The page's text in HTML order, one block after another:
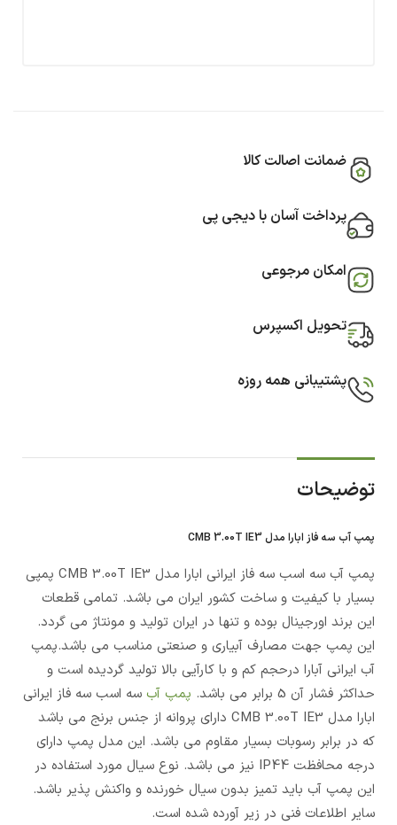
ضمانت اصالت کالا
پرداخت آسان با دیجی پی
امکان مرجوعی
تحویل اکسپرس
پشتیبانی همه روزه
توضیحات
پمپ آب سه فاز ابارا مدل CMB 3.00T IE3
پمپ آب سه اسب سه فاز ایرانی ابارا مدل CMB 3.00T IE3 پمپی
بسیار با کیفیت و ساخت کشور ایران می باشد. تمامی قطعات
این برند اورجینال بوده و تنها در ایران تولید و مونتاژ می گردد.
این پمپ جهت مصارف آبیاری و صنعتی مناسب می باشد.پمپ
آب ایرانی آبارا درحجم کم و با کارآیی بالا تولید گردیده است و
حداکثر فشار آن 5 برابر می باشد.
پمپ آب سه اسب سه فاز ایرانی
ابارا مدل CMB 3.00T IE3 دارای پروانه از جنس برنج می باشد
که در برابر رسوبات بسیار مقاوم می باشد. این مدل پمپ دارای
درجه محافظت IP44 نیز می باشد. نوع سیال مورد استفاده در
این پمپ آب باید تمیز بدون سیال خورنده و واکنش پذیر باشد.
سایر اطلاعات فنی در زیر آورده شده است.